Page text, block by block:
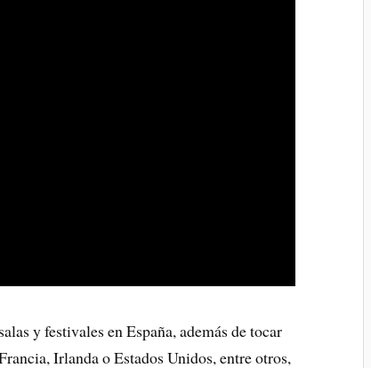
y festivales en España, además de tocar
Irlanda o Estados Unidos, entre otros,